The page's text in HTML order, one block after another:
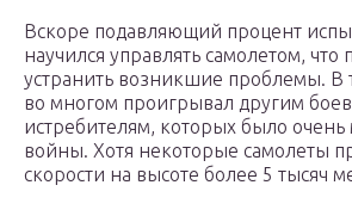
Вскоре подавляющий процент
научился управлять самолетом, что
устранить возникшие проблемы.
во многом проигрывал другим
истребителям, которых было очень
войны. Хотя некоторые самолеты
скорости на высоте более 5 тысяч